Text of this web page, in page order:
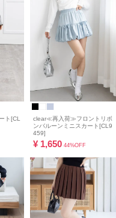
ト[CL
clear≪再入荷≫フロントリボ
ンバルーンミニスカート[CL9
459]
¥ 1,650 44%OFF